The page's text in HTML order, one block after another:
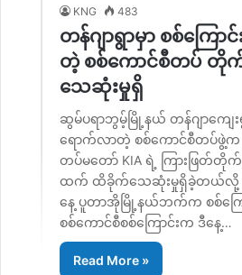
KNG 483
တန်ဂျာရွာမှာ စစ်ကြော
တဲ့ စစ်ကောင်စီတပ် တိုက်
သေဆုံးမှုရှိ
ဆွမ်ပရာဘွမ့်မြို့နယ် တန်ဂျာကျေး
ရောက်လာတဲ့ စစ်ကောင်စီတပ်ဖွဲ့
တပ်မတော် KIA ရဲ့ ကြားဖြတ်တို
ထက် ထိခိုက်သေဆုံးမှုရှိခဲ့တယ်လို့
နေ့ ပူတာအိုမြို့နယ်ဘက်က စစ်ကြ
စစ်ကောင်စီစစ်ကြောင်းက ဒီနေ့…
Read More »